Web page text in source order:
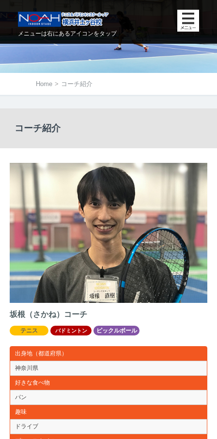
メニューは右にあるアイコンをタップ
Home > コーチ紹介
コーチ紹介
坂根（さかね）コーチ
テニス バドミントン ピックルボール
出身地（都道府県）
神奈川県
好きな食べ物
パン
趣味
ドライブ